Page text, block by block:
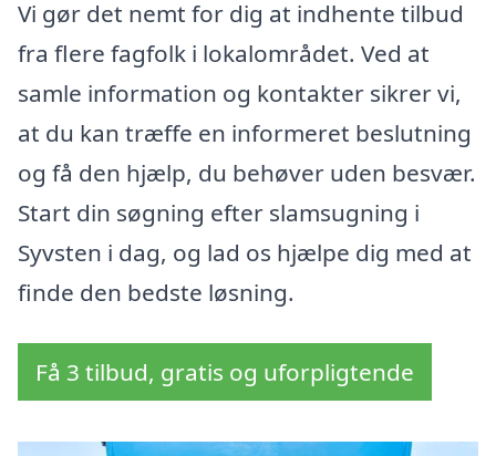
Vi gør det nemt for dig at indhente tilbud
fra flere fagfolk i lokalområdet. Ved at
samle information og kontakter sikrer vi,
at du kan træffe en informeret beslutning
og få den hjælp, du behøver uden besvær.
Start din søgning efter slamsugning i
Syvsten i dag, og lad os hjælpe dig med at
finde den bedste løsning.
Få 3 tilbud, gratis og uforpligtende